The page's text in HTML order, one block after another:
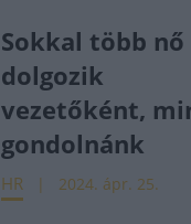
Sokkal több nő
dolgozik
vezetőként,
gondolnánk
HR 2024. ápr. 25.